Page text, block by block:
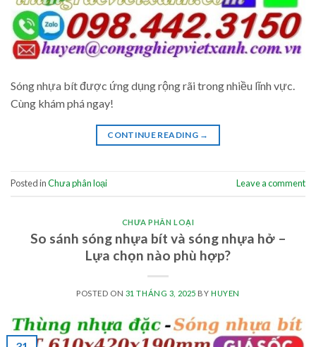
Sóng nhựa bít được ứng dụng rộng rãi trong nhiều lĩnh vực.
Cùng khám phá ngay!
CONTINUE READING →
Posted inChưa phân loại Leave a comment
CHƯA PHÂN LOẠI
So sánh sóng nhựa bít và sóng nhựa hở –
Lựa chọn nào phù hợp?
POSTED ON 31 THÁNG 3, 2025 BY HUYEN